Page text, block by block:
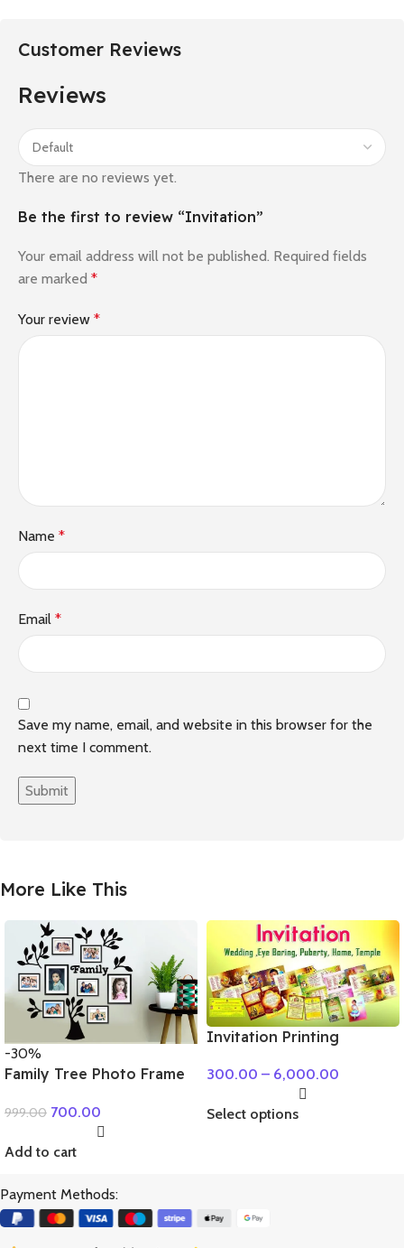
Customer Reviews
Reviews
There are no reviews yet.
Be the first to review “Invitation”
Your email address will not be published. Required fields
are marked *
Your review *
Name *
Email *
Save my name, email, and website in this browser for the
next time I comment.
More Like This
-30%
Family Tree Photo Frame
999.00 700.00
Add to cart
Invitation Printing
300.00 – 6,000.00
Select options
Payment Methods: